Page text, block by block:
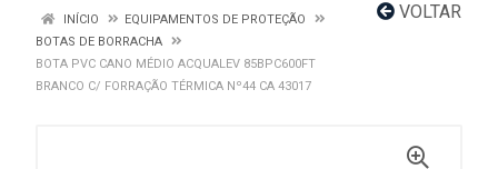
VOLTAR
INÍCIO
EQUIPAMENTOS DE PROTEÇÃO
BOTAS DE BORRACHA
BOTA PVC CANO MÉDIO ACQUALEV 85BPC600FT
BRANCO C/ FORRAÇÃO TÉRMICA Nº44 CA 43017